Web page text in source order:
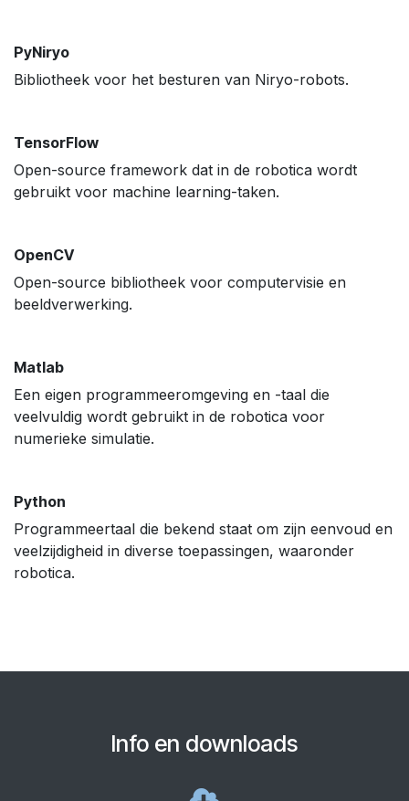
PyNiryo
Bibliotheek voor het besturen van Niryo-robots.
TensorFlow
Open-source framework dat in de robotica wordt
gebruikt voor machine learning-taken.
OpenCV
Open-source bibliotheek voor computervisie en
beeldverwerking.
Matlab
Een eigen programmeeromgeving en -taal die
veelvuldig wordt gebruikt in de robotica voor
numerieke simulatie.
Python
Programmeertaal die bekend staat om zijn eenvoud en
veelzijdigheid in diverse toepassingen, waaronder
robotica.
Info en downloads